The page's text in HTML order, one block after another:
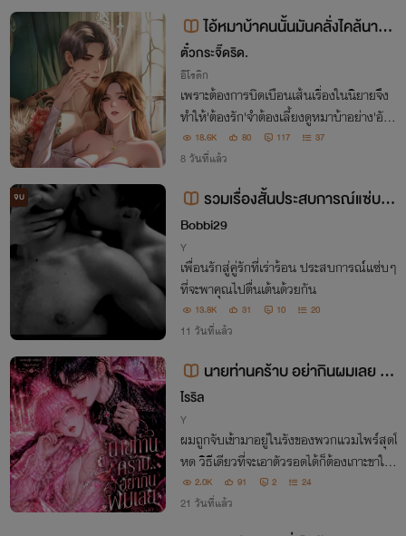
ไอ้หมาบ้าคนนั้นมันคลั่งไคล้นางร้
ายผู้เลี้ยงดู [มีอีบุ๊ค]
ตั๋วกระจิ๊ดริด.
อีโรติก
เพราะต้องการบิดเบือนเส้นเรื่องในนิยายจึง
ทำให้'ต้องรัก'จำต้องเลี้ยงดูหมาบ้าอย่าง'อัศร
า'ที่ความจำเสื่อมและมีอายุสมองเพียงแค่ 8
ขวบเท่านั้น มิหนำซ้ำเขายังเอาแต่เรียกเธอว่า
พี่สาวคนสวยไม่ขาดปากอีกด้วย!
18.6K 80 117 37
8 วันที่แล้ว
จบ
รวมเรื่องสั้นประสบการณ์แซ่บ P
WP
Bobbi29
Y
เพื่อนรักสู่คู่รักที่เร่าร้อน ประสบการณ์แซ่บๆ
ที่จะพาคุณไปตื่นเต้นด้วยกัน
13.8K 31 10 20
11 วันที่แล้ว
นายท่านคร้าบ อย่ากินผมเลย Va
ไรริล
Y
ผมถูกจับเข้ามาอยู่ในรังของพวกแวมไพร์สุดโ
หด วิธีเดียวที่จะเอาตัวรอดได้ก็ต้องเกาะขาให
ญ่เอาไว้ให้แน่น แต่ขาใหญ่ที่ผมไปขอพึ่งใบบุ
ญ กลับเป็นสุดโหดที่กินดุกว่าใคร !!
2.0K 91 2 24
21 วันที่แล้ว